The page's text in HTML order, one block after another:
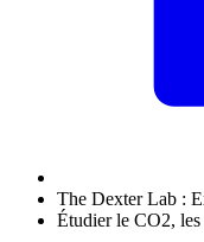
The Dexter Lab :
Étudier le CO2,